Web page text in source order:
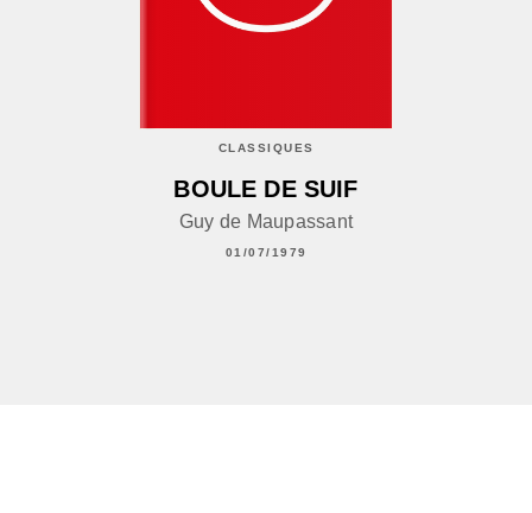
CLASSIQUES
BOULE DE SUIF
Guy de Maupassant
01/07/1979